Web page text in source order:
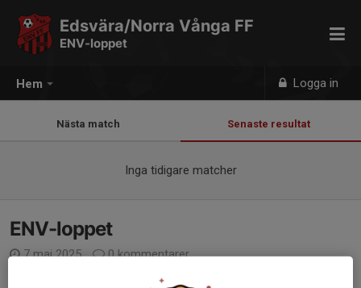
Hem Logga in
Edsvära/Norra Vånga FF
ENV-loppet
Nästa match Senaste resultat
Inga tidigare matcher
ENV-loppet
7 maj 2025
0 kommentarer
ENV-loppet arrangerades för allra första gången den 13/9 2015,